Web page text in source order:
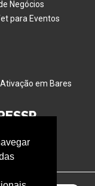
Negócios
para Eventos
Ativação em Bares